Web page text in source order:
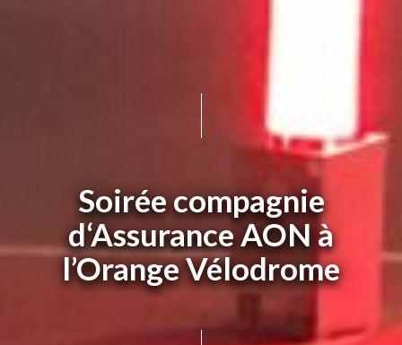
Soirée compagnie
d‘Assurance AON à
l’Orange Vélodrome